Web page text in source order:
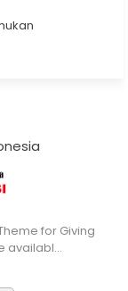
for Giving
availabl…